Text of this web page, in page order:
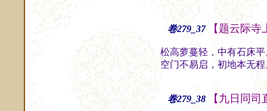
卷279_37 【题云际寺
松高萝蔓轻，中有石床
空门不易启，初地本无
卷279_38 【九日同